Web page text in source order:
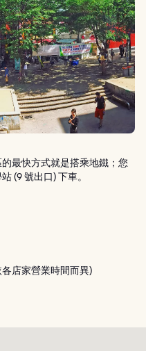
最快方式就是搭乘地鐵；您
(9 號出口) 下車。
店家營業時間而異)